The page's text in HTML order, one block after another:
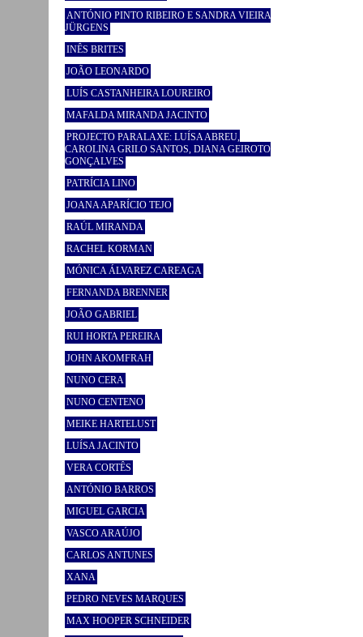
ANTÓNIO PINTO RIBEIRO E SANDRA VIEIRA
JÜRGENS
INÊS BRITES
JOÃO LEONARDO
LUÍS CASTANHEIRA LOUREIRO
MAFALDA MIRANDA JACINTO
PROJECTO PARALAXE: LUÍSA ABREU,
CAROLINA GRILO SANTOS, DIANA GEIROTO
GONÇALVES
PATRÍCIA LINO
JOANA APARÍCIO TEJO
RAÚL MIRANDA
RACHEL KORMAN
MÓNICA ÁLVAREZ CAREAGA
FERNANDA BRENNER
JOÃO GABRIEL
RUI HORTA PEREIRA
JOHN AKOMFRAH
NUNO CERA
NUNO CENTENO
MEIKE HARTELUST
LUÍSA JACINTO
VERA CORTÊS
ANTÓNIO BARROS
MIGUEL GARCIA
VASCO ARAÚJO
CARLOS ANTUNES
XANA
PEDRO NEVES MARQUES
MAX HOOPER SCHNEIDER